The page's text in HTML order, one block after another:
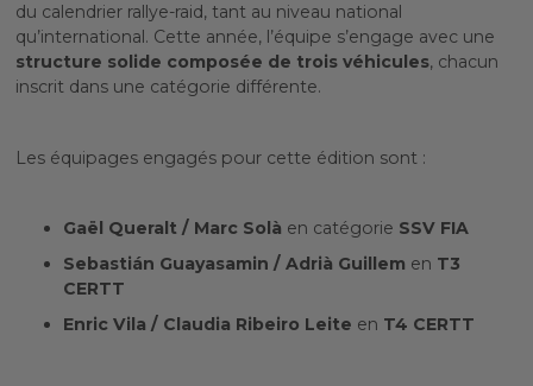
du calendrier rallye-raid, tant au niveau national
qu’international. Cette année, l’équipe s’engage avec une
structure solide composée de trois véhicules, chacun
inscrit dans une catégorie différente.
Les équipages engagés pour cette édition sont :
Gaël Queralt / Marc Solà en catégorie SSV FIA
Sebastián Guayasamin / Adrià Guillem en T3
CERTT
Enric Vila / Claudia Ribeiro Leite en T4 CERTT